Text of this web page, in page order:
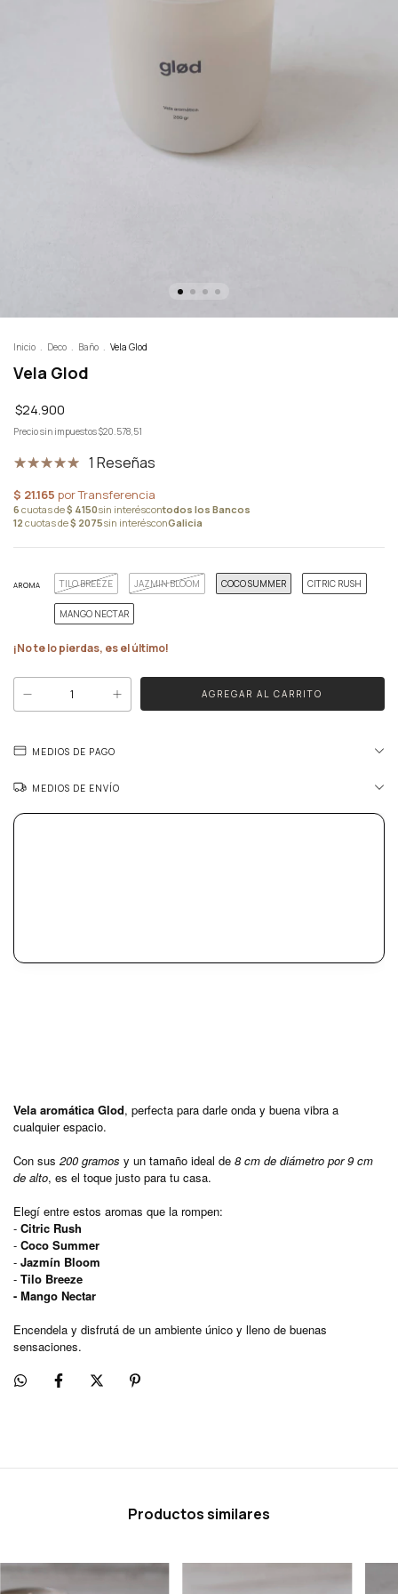
Inicio . Deco . Baño . Vela Glod
Vela Glod
$24.900
Precio sin impuestos$20.578,51
1 Reseñas
AROMA TILO BREEZE JAZMIN BLOOM COCO SUMMER CITRIC RUSH
MANGO NECTAR
¡No te lo pierdas, es el último!
MEDIOS DE PAGO
MEDIOS DE ENVÍO
Vela aromática Glod, perfecta para darle onda y buena vibra a
cualquier espacio.
Con sus 200 gramos y un tamaño ideal de 8 cm de diámetro por 9 cm
de alto, es el toque justo para tu casa.
Elegí entre estos aromas que la rompen:
- Citric Rush
- Coco Summer
- Jazmín Bloom
- Tilo Breeze
- Mango Nectar
Encendela y disfrutá de un ambiente único y lleno de buenas
sensaciones.
Productos similares